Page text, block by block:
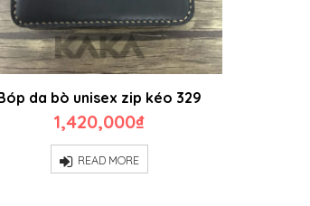
da bò unisex zip kéo 329
1,420,000₫
READ MORE